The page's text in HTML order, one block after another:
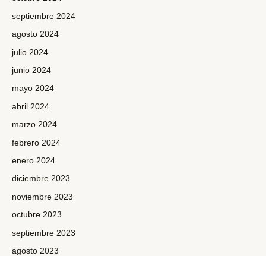
septiembre 2024
agosto 2024
julio 2024
junio 2024
mayo 2024
abril 2024
marzo 2024
febrero 2024
enero 2024
diciembre 2023
noviembre 2023
octubre 2023
septiembre 2023
agosto 2023